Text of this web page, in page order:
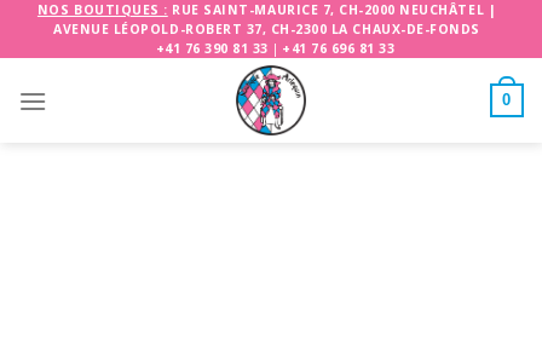
NOS BOUTIQUES : RUE SAINT-MAURICE 7, CH-2000 NEUCHÂTEL |
AVENUE LÉOPOLD-ROBERT 37, CH-2300 LA CHAUX-DE-FONDS
+41 76 390 81 33 | +41 76 696 81 33
0